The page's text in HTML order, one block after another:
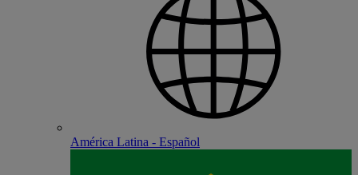
América Latina - Español